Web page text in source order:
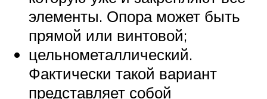
элементы. Опора может быть
прямой или винтовой;
цельнометаллический.
Фактически такой вариант
представляет собой